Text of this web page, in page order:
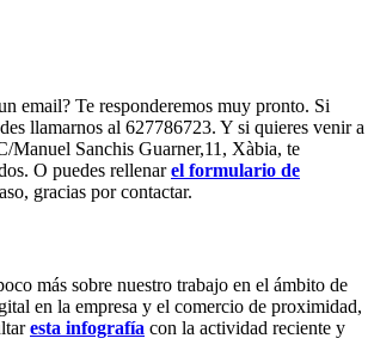
email? Te responderemos muy pronto. Si
llamarnos al 627786723. Y si quieres venir a
Manuel Sanchis Guarner,11, Xàbia, te
O puedes rellenarel formulario de
gracias por contactar.
más sobre nuestro trabajo en el ámbito de
en la empresa y el comercio de proximidad,
esta infografía con la actividad reciente y